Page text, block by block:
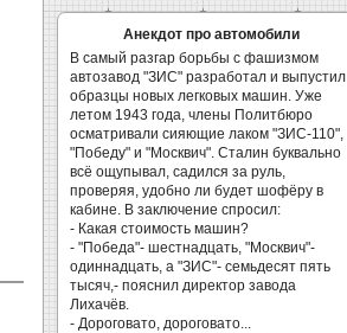
Анекдот про автомобили
В самый разгар борьбы с фашизмом
автозавод "ЗИС" разработал и выпустил
образцы новых легковых машин. Уже
летом 1943 года, члены Политбюро
осматривали сияющие лаком "ЗИС-110",
"Победу" и "Москвич". Сталин буквально
всё ощупывал, садился за руль,
проверяя, удобно ли будет шофёру в
кабине. В заключение спросил:
- Какая стоимость машин?
- "Победа"- шестнадцать, "Москвич"-
одиннадцать, а "ЗИС"- семьдесят пять
тысяч,- пояснил директор завода
Лихачёв.
- Дороговато, дороговато...